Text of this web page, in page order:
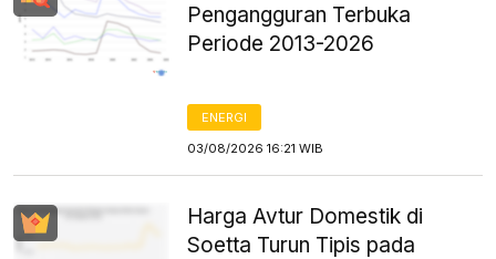
Pengangguran Terbuka
Periode 2013-2026
ENERGI
03/08/2026 16:21 WIB
Harga Avtur Domestik di
Soetta Turun Tipis pada